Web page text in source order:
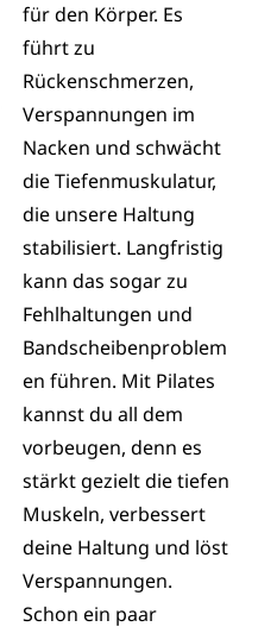
für den Körper. Es
führt zu
Rückenschmerzen,
Verspannungen im
Nacken und schwächt
die Tiefenmuskulatur,
die unsere Haltung
stabilisiert. Langfristig
kann das sogar zu
Fehlhaltungen und
Bandscheibenproblem
en führen. Mit Pilates
kannst du all dem
vorbeugen, denn es
stärkt gezielt die tiefen
Muskeln, verbessert
deine Haltung und löst
Verspannungen.
Schon ein paar